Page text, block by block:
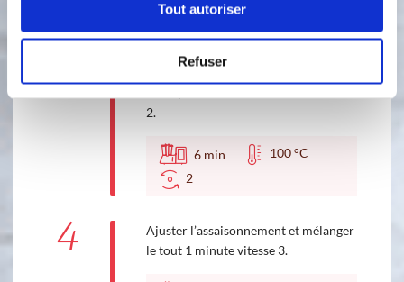
Tout autoriser
Refuser
3
Mettre la viande hachée, le vin blanc
l’assaisonnement et le concentré de
2.
6 min
100 °C
2
4
Ajuster l’assaisonnement et mélanger
le tout 1 minute vitesse 3.